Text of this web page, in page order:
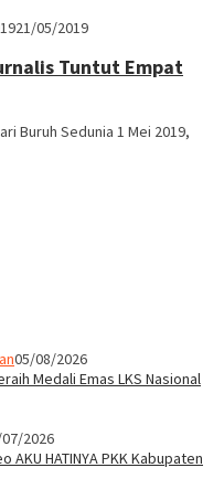
21/05/2019
Tuntut Empat
Buruh Sedunia 1 Mei 2019,
05/08/2026
Medali Emas LKS Nasional
2026
HATINYA PKK Kabupaten